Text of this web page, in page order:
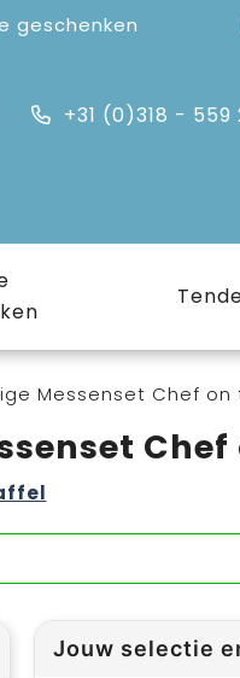
geschenken
+31 (0)318 - 559
Messenset Chef on
Chef
Jouw selectie